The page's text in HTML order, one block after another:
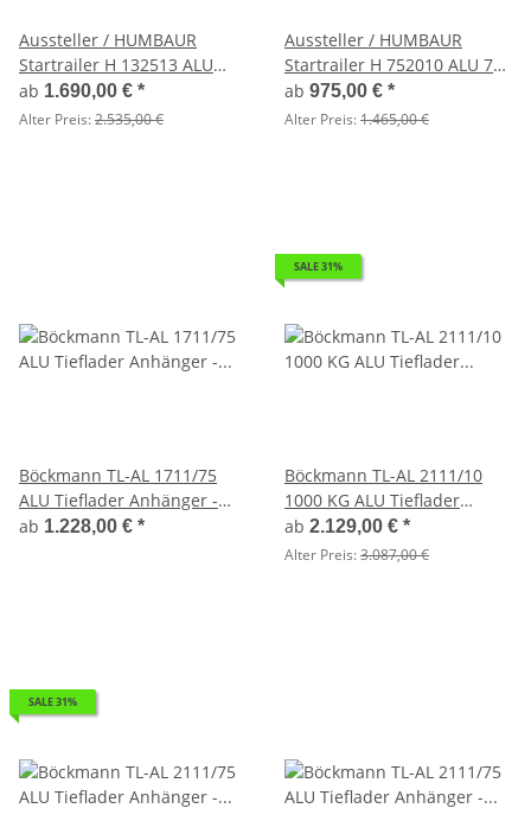
Aussteller / HUMBAUR
Startrailer H 132513 ALU
1300 kg gebremst 251 x 131
mit Reling und H-Gestell
ab 1.690,00 € *
Alter Preis:2.535,00 €
Aussteller / HUMBAUR
Startrailer H 752010 ALU 750
kg ungebremst 205 x 109
ab 975,00 € *
Alter Preis:1.465,00 €
Böckmann TL-AL 1711/75
ALU Tieflader Anhänger -
ungebremst
ab 1.228,00 € *
SALE 31%
Böckmann TL-AL 2111/10
1000 KG ALU Tieflader
Anhänger - gebremst mit
Laubgitter
ab 2.129,00 € *
Alter Preis:3.087,00 €
SALE 31%